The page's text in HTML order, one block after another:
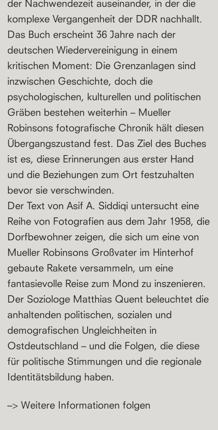
der Nachwendezeit auseinander, in der die
komplexe Vergangenheit der DDR nachhallt.
Das Buch erscheint 36 Jahre nach der
deutschen Wiedervereinigung in einem
kritischen Moment: Die Grenzanlagen sind
inzwischen Geschichte, doch die
psychologischen, kulturellen und politischen
Gräben bestehen weiterhin – Mueller
Robinsons fotografische Chronik hält diesen
Übergangszustand fest. Das Ziel des Buches
ist es, diese Erinnerungen aus erster Hand
und die Beziehungen zum Ort festzuhalten
bevor sie verschwinden.
Der Text von Asif A. Siddiqi untersucht eine
Reihe von Fotografien aus dem Jahr 1958, die
Dorfbewohner zeigen, die sich um eine von
Mueller Robinsons Großvater im Hinterhof
gebaute Rakete versammeln, um eine
fantasievolle Reise zum Mond zu inszenieren.
Der Soziologe Matthias Quent beleuchtet die
anhaltenden politischen, sozialen und
demografischen Ungleichheiten in
Ostdeutschland – und die Folgen, die diese
für politische Stimmungen und die regionale
Identitätsbildung haben.
–> Weitere Informationen folgen